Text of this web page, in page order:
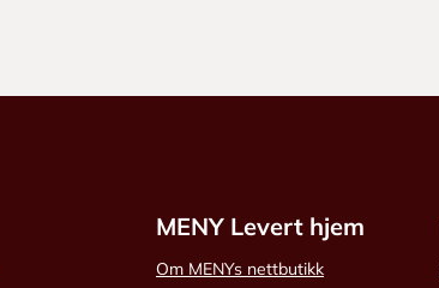
MENY Levert hjem
Om MENYs nettbutikk